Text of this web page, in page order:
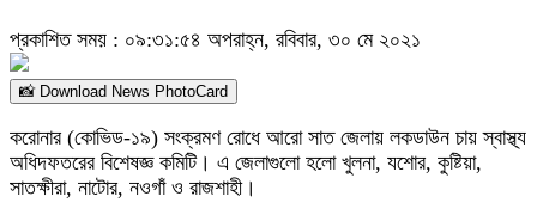
প্রকাশিত সময় : ০৯:৩১:৫৪ অপরাহ্ন, রবিবার, ৩০ মে ২০২১
📸 Download News PhotoCard
করোনার (কোভিড-১৯) সংক্রমণ রোধে আরো সাত জেলায় লকডাউন চায় স্বাস্থ্য
অধিদফতরের বিশেষজ্ঞ কমিটি। এ জেলাগুলো হলো খুলনা, যশোর, কুষ্টিয়া,
সাতক্ষীরা, নাটোর, নওগাঁ ও রাজশাহী।